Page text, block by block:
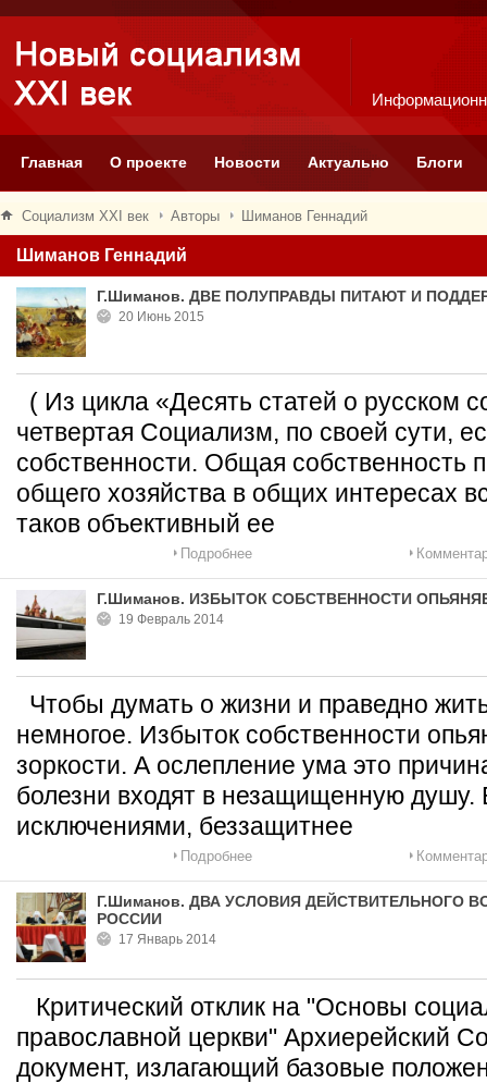
Главная О проекте Новости Актуально Блоги
Социализм XXI век Авторы Шиманов Геннадий
Шиманов Геннадий
Г.Шиманов. ДВЕ ПОЛУПРАВДЫ ПИТАЮТ И
20 Июнь 2015
( Из цикла «Десять статей о русском
четвертая Социализм, по своей сути,
собственности. Общая собственность
общего хозяйства в общих интересах
таков объективный ее
Подробнее
Г.Шиманов. ИЗБЫТОК СОБСТВЕННОСТИ
19 Февраль 2014
Чтобы думать о жизни и праведно
немногое. Избыток собственности
зоркости. А ослепление ума это
болезни входят в незащищенную душу.
исключениями, беззащитнее
Подробнее
Г.Шиманов. ДВА УСЛОВИЯ ДЕЙСТВИТЕЛЬНОГО
РОССИИ
17 Январь 2014
Критический отклик на "Основы
православной церкви" Архиерейский
документ, излагающий базовые